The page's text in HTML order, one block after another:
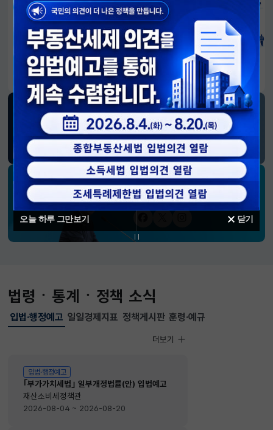
오늘 하루 그만보기 닫기
알림판
국민이 만든 대전환의 길-회복과 도약, 모두의 1년
재정경제부 SNS 소식
블로그페이스북트위터(X)유튜브인스타그램
소통하는 경제 리더 구윤철 장관의
SNS 채널
법령ㆍ통계ㆍ정책 소식
입법·행정예고
선택됨
입법·행정예고
입법·행정예고
｢부가가치세법｣ 일부개정법률(안) 입법예고
재산소비세정책관
2026-08-04 ~ 2026-08-20
입법·행정예고
더보기
일일경제지표 정책게시판 훈령·예규